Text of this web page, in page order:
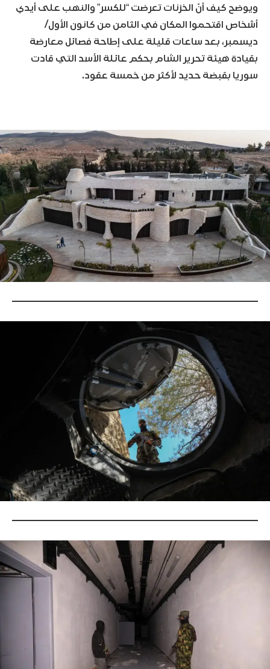
ويوضح كيف أنّ الخزنات تعرضت “للكسر” والنهب على أيدي
أشخاص اقتحموا المكان في الثامن من كانون الأول/
ديسمبر، بعد ساعات قليلة على إطاحة فصائل معارضة
بقيادة هيئة تحرير الشام بحكم عائلة الأسد التي قادت
سوريا بقبضة حديد لأكثر من خمسة عقود.